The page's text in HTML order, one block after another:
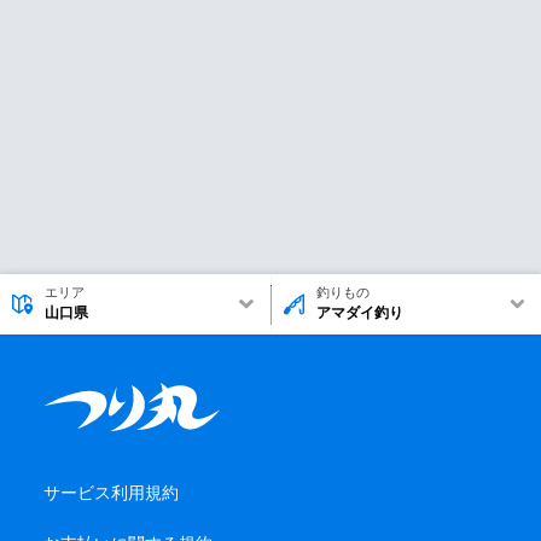
エリア
山口県
釣りもの
アマダイ釣り
サービス利用規約